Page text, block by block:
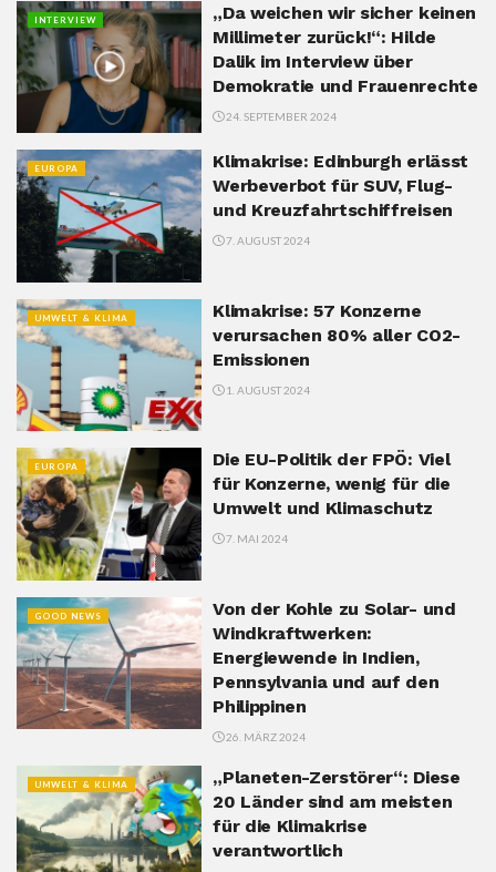
INTERVIEW
„Da weichen wir sicher keinen
Millimeter zurück!“: Hilde
Dalik im Interview über
Demokratie und Frauenrechte
24. SEPTEMBER 2024
EUROPA
Klimakrise: Edinburgh erlässt
Werbeverbot für SUV, Flug-
und Kreuzfahrtschiffreisen
7. AUGUST 2024
UMWELT & KLIMA
Klimakrise: 57 Konzerne
verursachen 80% aller CO2-
Emissionen
1. AUGUST 2024
EUROPA
Die EU-Politik der FPÖ: Viel
für Konzerne, wenig für die
Umwelt und Klimaschutz
7. MAI 2024
GOOD NEWS
Von der Kohle zu Solar- und
Windkraftwerken:
Energiewende in Indien,
Pennsylvania und auf den
Philippinen
26. MÄRZ 2024
UMWELT & KLIMA
„Planeten-Zerstörer“: Diese
20 Länder sind am meisten
für die Klimakrise
verantwortlich